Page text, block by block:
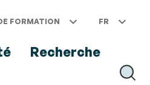
FORMATION FR
Recherche